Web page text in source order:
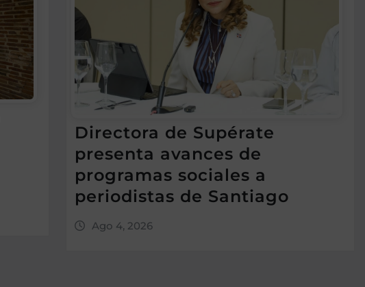
Directora de Supérate
presenta avances de
programas sociales a
periodistas de Santiago
Ago 4, 2026